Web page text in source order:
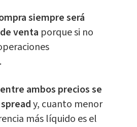
siempre será
venta porque si no
ambos precios se
y, cuanto menor
más líquido es el